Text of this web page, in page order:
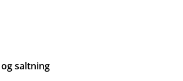
saltning